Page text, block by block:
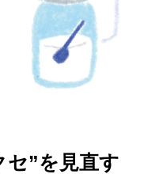
セ”を見直す